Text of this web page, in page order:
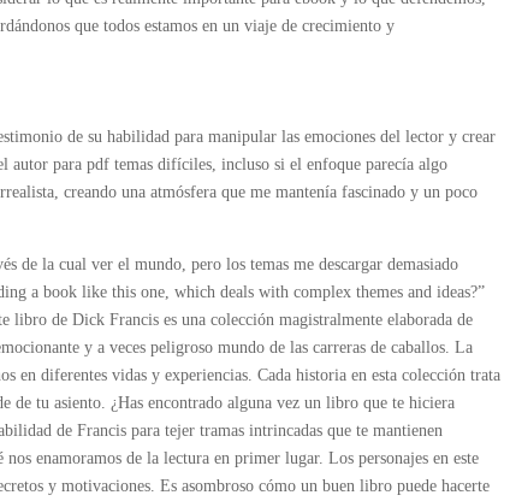
que todos estamos en un viaje de crecimiento y
de su habilidad para manipular las emociones del lector y crear
para pdf temas difíciles, incluso si el enfoque parecía algo
creando una atmósfera que me mantenía fascinado y un poco
de la cual ver el mundo, pero los temas me descargar demasiado
a book like this one, which deals with complex themes and ideas?”
libro de Dick Francis es una colección magistralmente elaborada de
y a veces peligroso mundo de las carreras de caballos. La
en diferentes vidas y experiencias. Cada historia en esta colección trata
de tu asiento. ¿Has encontrado alguna vez un libro que te hiciera
de Francis para tejer tramas intrincadas que te mantienen
enamoramos de la lectura en primer lugar. Los personajes en este
y motivaciones. Es asombroso cómo un buen libro puede hacerte